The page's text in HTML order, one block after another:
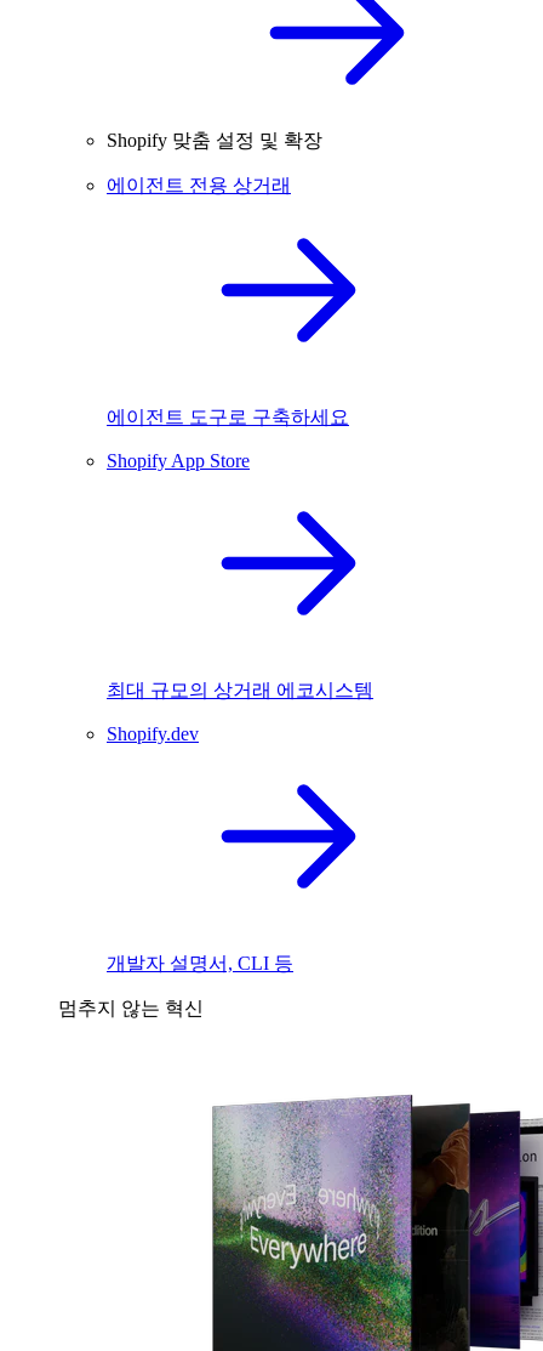
Shopify 맞춤 설정 및 확장
에이전트 전용 상거래
에이전트 도구로 구축하세요
Shopify App Store
최대 규모의 상거래 에코시스템
Shopify.dev
개발자 설명서, CLI 등
멈추지 않는 혁신